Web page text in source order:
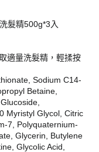
髮精500g*3入
適量洗髮精，輕揉按
Sodium C14-
Betaine,
Myristyl Glycol, Citric
7, Polyquaternium-
Glycerin, Butylene
Glycolic Acid,